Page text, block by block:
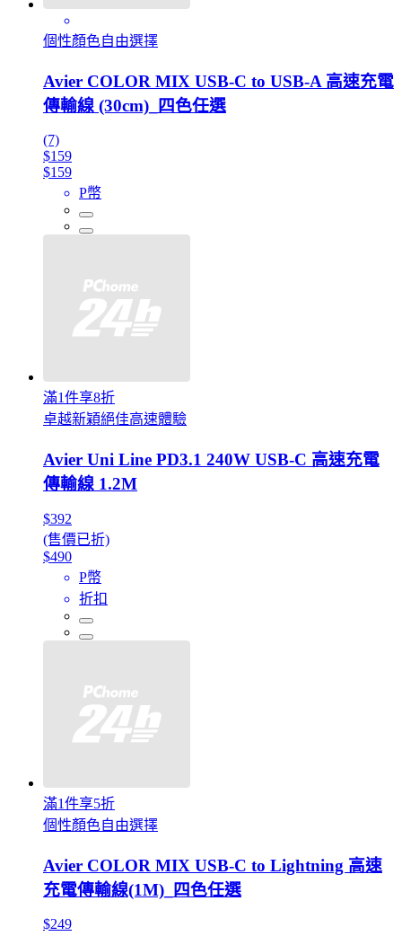
個性顏色自由選擇
Avier COLOR MIX USB-C to USB-A 高速充電
傳輸線 (30cm)_四色任選
(7)
$159
$159
P幣
滿1件享8折
卓越新穎絕佳高速體驗
Avier Uni Line PD3.1 240W USB-C 高速充電
傳輸線 1.2M
$392
(售價已折)
$490
P幣
折扣
滿1件享5折
個性顏色自由選擇
Avier COLOR MIX USB-C to Lightning 高速
充電傳輸線(1M)_四色任選
$249